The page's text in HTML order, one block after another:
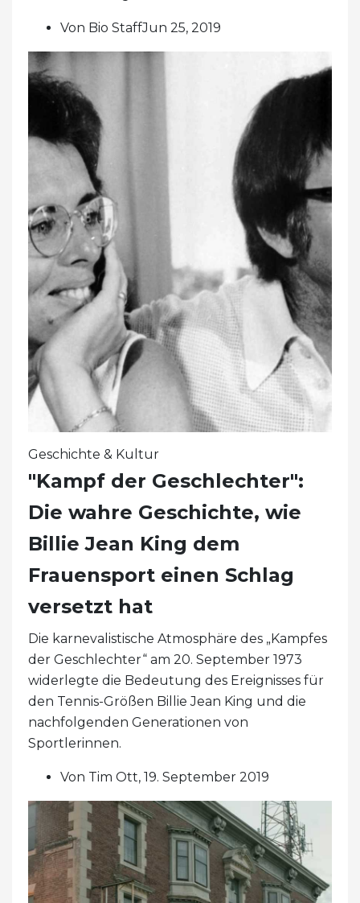
Von Bio StaffJun 25, 2019
Geschichte & Kultur
"Kampf der Geschlechter":
Die wahre Geschichte, wie
Billie Jean King dem
Frauensport einen Schlag
versetzt hat
Die karnevalistische Atmosphäre des „Kampfes
der Geschlechter“ am 20. September 1973
widerlegte die Bedeutung des Ereignisses für
den Tennis-Größen Billie Jean King und die
nachfolgenden Generationen von
Sportlerinnen.
Von Tim Ott, 19. September 2019